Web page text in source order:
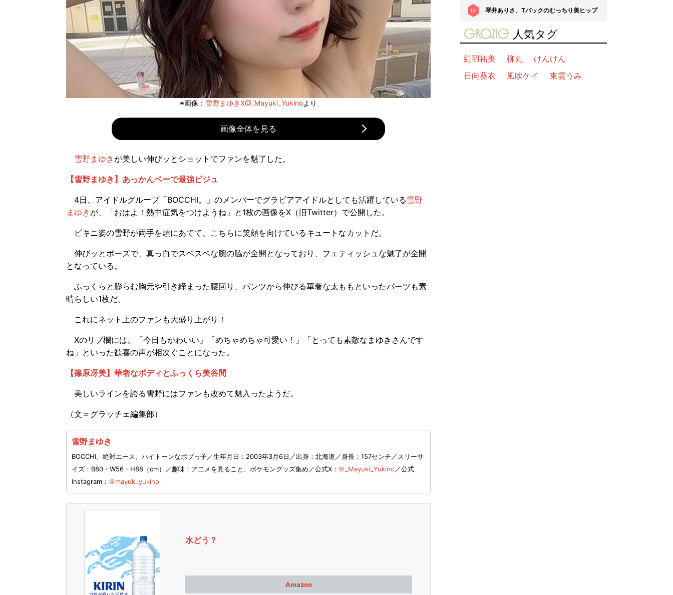
※画像： 雪野まゆきX@_Mayuki_Yukinoより
画像全体を見る
雪野まゆき が美しい伸びッとショットでファンを魅了した。
【雪野まゆき】あっかんベーで最強ビジュ
4日、アイドルグループ「BOCCHI。」のメンバーでグラビアアイドルとしても活躍している雪野
まゆき が、「おはよ！熱中症気をつけようね」と1枚の画像をX（旧Twitter）で公開した。
ビキニ姿の雪野が両手を頭にあてて、こちらに笑顔を向けているキュートなカットだ。
伸びッとポーズで、真っ白でスベスベな腕の脇が全開となっており、フェティッシュな魅了が全開
となっている。
ふっくらと膨らむ胸元や引き締まった腰回り、パンツから伸びる華奢な太ももといったパーツも素
晴らしい1枚だ。
これにネット上のファンも大盛り上がり！
Xのリプ欄には、「今日もかわいい」「めちゃめちゃ可愛い！」「とっても素敵なまゆきさんです
ね」といった歓喜の声が相次ぐことになった。
【篠原冴美】華奢なボディとふっくら美谷間
美しいラインを誇る雪野にはファンも改めて魅入ったようだ。
（文＝グラッチェ編集部）
雪野まゆき
BOCCHI。絶対エース。ハイトーンなボブっ子／生年月日：2003年3月6日／出身：北海道／身長：157センチ／スリーサ
イズ：B80・W56・H88（cm）／趣味：アニメを⾒ること、ポケモングッズ集め／公式X： ＠_Mayuki_Yukino／公式
Instagram： ＠mayuki.yukino
水どう？
Amazon
10 琴井ありさ、Tバックのむっちり美ヒップ
gravure-grazie
人気タグ
紅羽祐美 柳丸
けんけん
日向葵衣
風吹ケイ 東雲うみ